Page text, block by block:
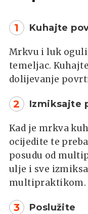
1 Kuhajte
Mrkvu i luk
temeljac.
dolijevanje
2 Izmiksajte
Kad je mrkva
ocijedite te
posudu od
ulje i sve
multipraktikom.
3 Poslužite